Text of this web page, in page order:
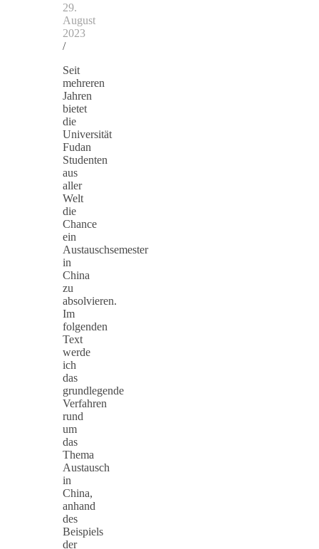
29.
August
2023
/
Seit
mehreren
Jahren
bietet
die
Universität
Fudan
Studenten
aus
aller
Welt
die
Chance
ein
Austauschsemester
in
China
zu
absolvieren.
Im
folgenden
Text
werde
ich
das
grundlegende
Verfahren
rund
um
das
Thema
Austausch
in
China,
anhand
des
Beispiels
der